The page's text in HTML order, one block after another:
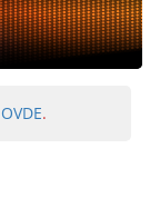
OVDE.